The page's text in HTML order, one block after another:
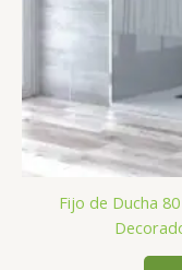
Fijo de Ducha